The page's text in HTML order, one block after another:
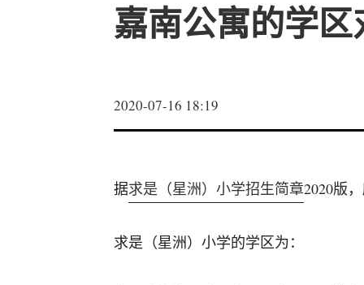
嘉南公寓的学
2020-07-16 18:19
据求是（星洲）小学招生简章2020版
求是（星洲）小学的学区为：